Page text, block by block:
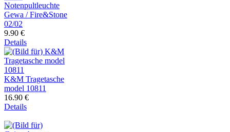
Notenpultleuchte
Gewa / Fire&Stone
02/02
9.90 €
Details
K&M Tragetasche
model 10811
16.90 €
Details